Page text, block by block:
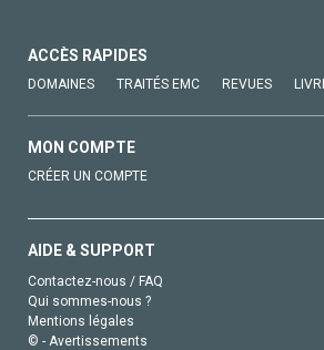
ACCÈS RAPIDES
DOMAINES TRAITÉS EMC REVUES
MON COMPTE
CRÉER UN COMPTE
AIDE & SUPPORT
Contactez-nous / FAQ
Qui sommes-nous ?
Mentions légales
© - Avertissements